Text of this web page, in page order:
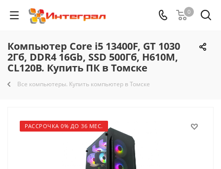
0
Компьютер Core i5 13400F, GT 1030
2Гб, DDR4 16Gb, SSD 500Гб, H610M,
CL120B. Купить ПК в Томске
Все компьютеры. Купить компьютер в Томске
РАССРОЧКА 0% ДО 36 МЕС.